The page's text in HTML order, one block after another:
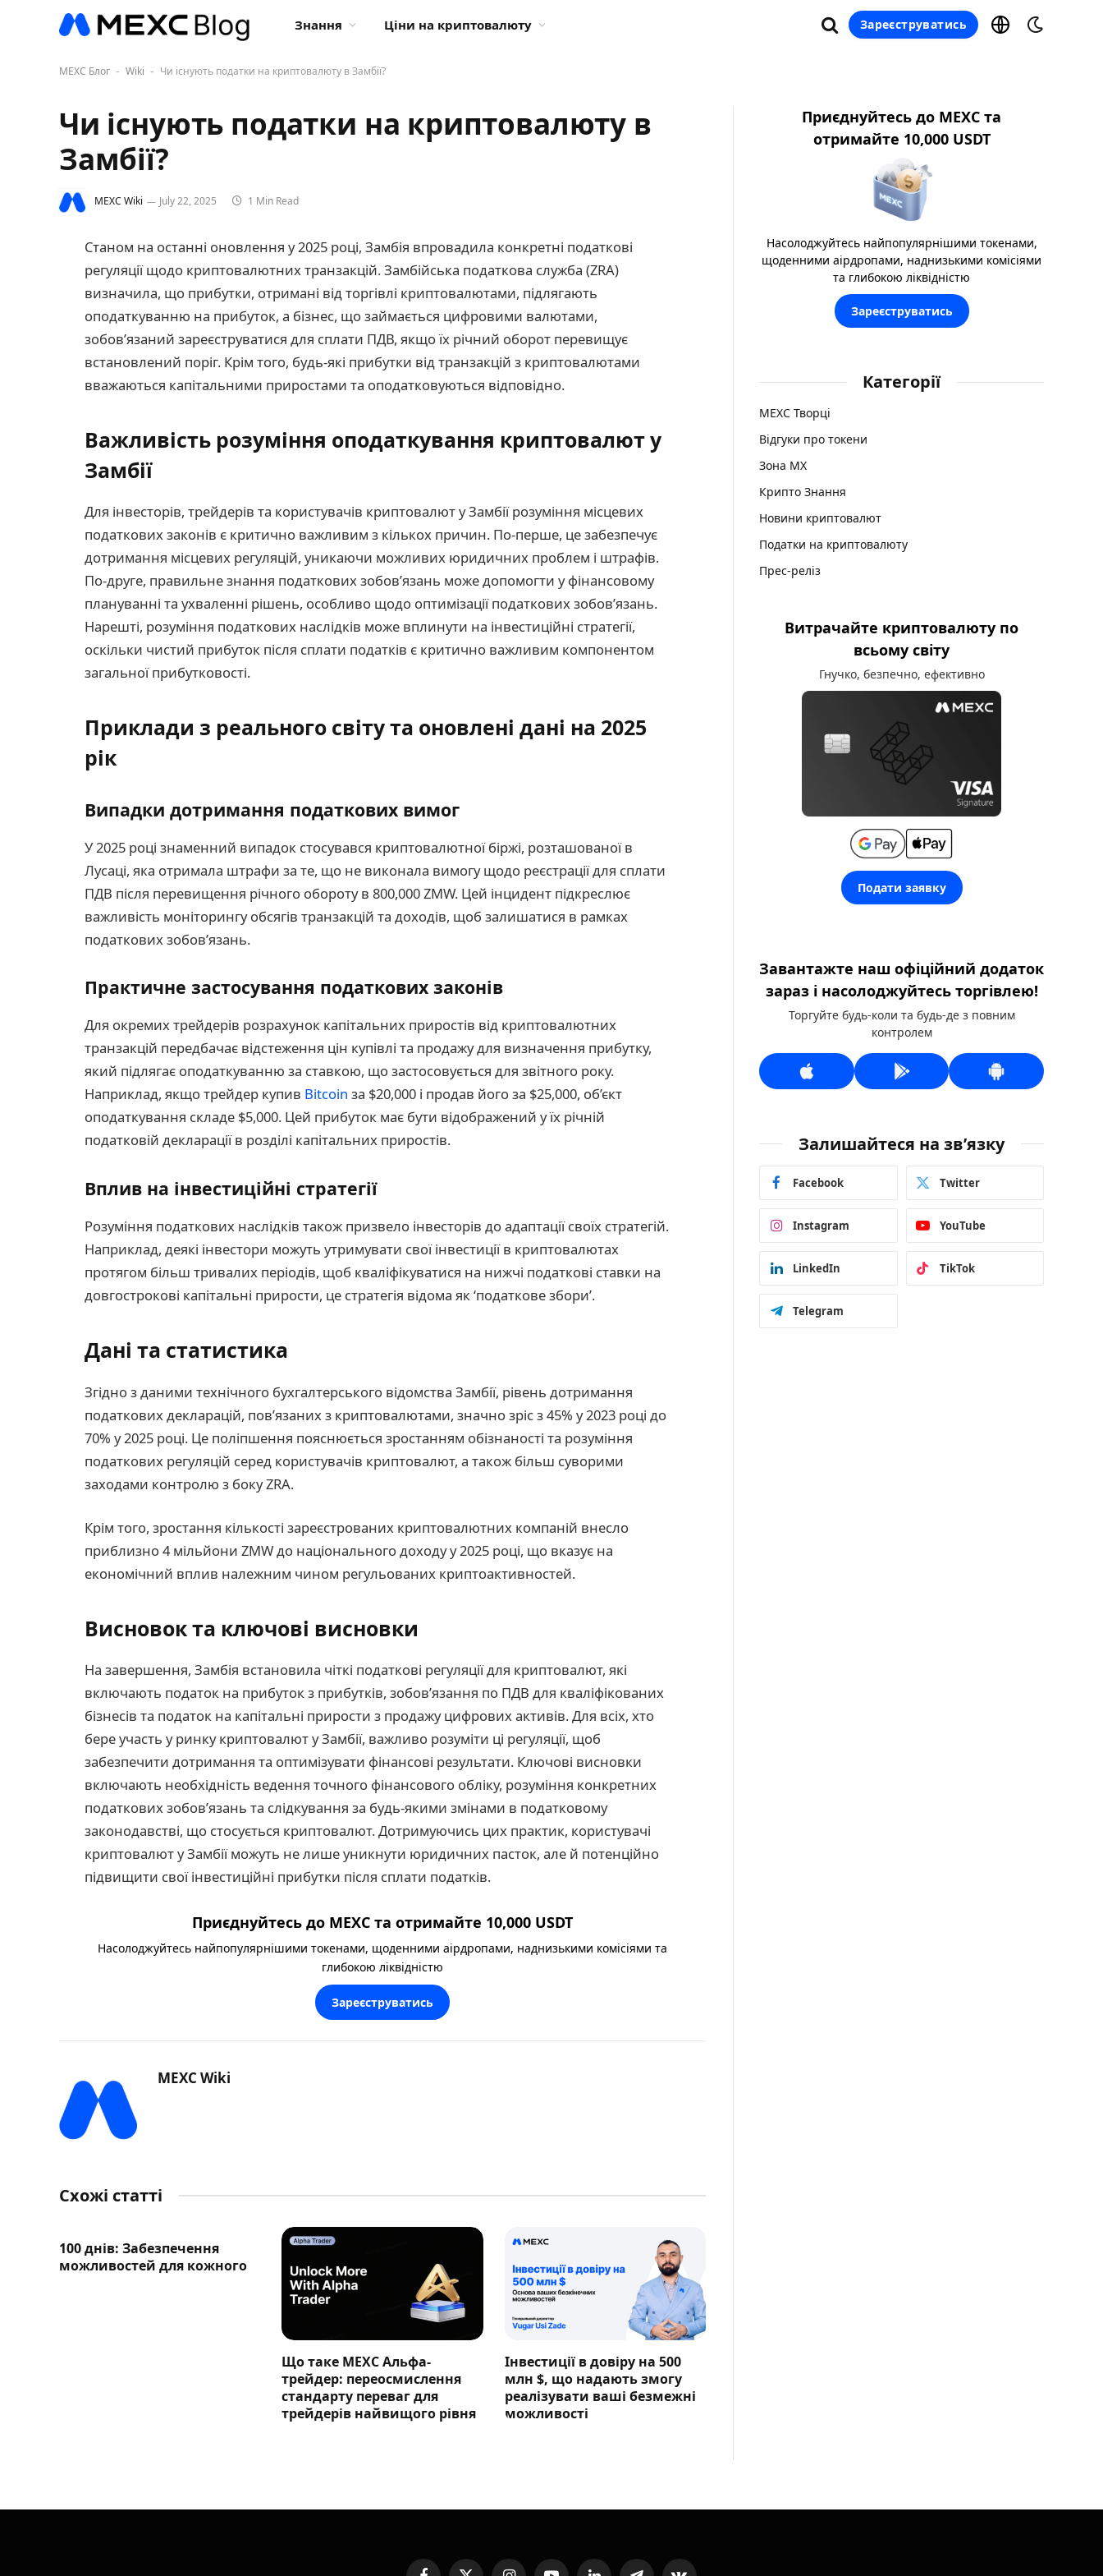
Знання Ціни на криптовалюту Зареєструватись
MEXC Блог - Wiki - Чи існують податки на криптовалюту в Замбії?
Чи існують податки на криптовалюту в
Замбії?
MEXC Wiki July 22, 2025 1 Min Read
Станом на останні оновлення у 2025 році, Замбія впровадила конкретні податкові
регуляції щодо криптовалютних транзакцій. Замбійська податкова служба (ZRA)
визначила, що прибутки, отримані від торгівлі криптовалютами, підлягають
оподаткуванню на прибуток, а бізнес, що займається цифровими валютами,
зобов’язаний зареєструватися для сплати ПДВ, якщо їх річний оборот перевищує
встановлений поріг. Крім того, будь-які прибутки від транзакцій з криптовалютами
вважаються капітальними приростами та оподатковуються відповідно.
Важливість розуміння оподаткування криптовалют у
Замбії
Для інвесторів, трейдерів та користувачів криптовалют у Замбії розуміння місцевих
податкових законів є критично важливим з кількох причин. По-перше, це забезпечує
дотримання місцевих регуляцій, уникаючи можливих юридичних проблем і штрафів.
По-друге, правильне знання податкових зобов’язань може допомогти у фінансовому
плануванні та ухваленні рішень, особливо щодо оптимізації податкових зобов’язань.
Нарешті, розуміння податкових наслідків може вплинути на інвестиційні стратегії,
оскільки чистий прибуток після сплати податків є критично важливим компонентом
загальної прибутковості.
Приклади з реального світу та оновлені дані на 2025
рік
Випадки дотримання податкових вимог
У 2025 році знаменний випадок стосувався криптовалютної біржі, розташованої в
Лусаці, яка отримала штрафи за те, що не виконала вимогу щодо реєстрації для сплати
ПДВ після перевищення річного обороту в 800,000 ZMW. Цей інцидент підкреслює
важливість моніторингу обсягів транзакцій та доходів, щоб залишатися в рамках
податкових зобов’язань.
Практичне застосування податкових законів
Для окремих трейдерів розрахунок капітальних приростів від криптовалютних
транзакцій передбачає відстеження цін купівлі та продажу для визначення прибутку,
який підлягає оподаткуванню за ставкою, що застосовується для звітного року.
Наприклад, якщо трейдер купив Bitcoin за $20,000 і продав його за $25,000, об’єкт
оподаткування складе $5,000. Цей прибуток має бути відображений у їх річній
податковій декларації в розділі капітальних приростів.
Вплив на інвестиційні стратегії
Розуміння податкових наслідків також призвело інвесторів до адаптації своїх стратегій.
Наприклад, деякі інвестори можуть утримувати свої інвестиції в криптовалютах
протягом більш тривалих періодів, щоб кваліфікуватися на нижчі податкові ставки на
довгострокові капітальні прирости, це стратегія відома як ‘податкове збори’.
Дані та статистика
Згідно з даними технічного бухгалтерського відомства Замбії, рівень дотримання
податкових декларацій, пов’язаних з криптовалютами, значно зріс з 45% у 2023 році до
70% у 2025 році. Це поліпшення пояснюється зростанням обізнаності та розуміння
податкових регуляцій серед користувачів криптовалют, а також більш суворими
заходами контролю з боку ZRA.
Крім того, зростання кількості зареєстрованих криптовалютних компаній внесло
приблизно 4 мільйони ZMW до національного доходу у 2025 році, що вказує на
економічний вплив належним чином регульованих криптоактивностей.
Висновок та ключові висновки
На завершення, Замбія встановила чіткі податкові регуляції для криптовалют, які
включають податок на прибуток з прибутків, зобов’язання по ПДВ для кваліфікованих
бізнесів та податок на капітальні прирости з продажу цифрових активів. Для всіх, хто
бере участь у ринку криптовалют у Замбії, важливо розуміти ці регуляції, щоб
забезпечити дотримання та оптимізувати фінансові результати. Ключові висновки
включають необхідність ведення точного фінансового обліку, розуміння конкретних
податкових зобов’язань та слідкування за будь-якими змінами в податковому
законодавстві, що стосується криптовалют. Дотримуючись цих практик, користувачі
криптовалют у Замбії можуть не лише уникнути юридичних пасток, але й потенційно
підвищити свої інвестиційні прибутки після сплати податків.
Приєднуйтесь до MEXC та отримайте 10,000 USDT
Насолоджуйтесь найпопулярнішими токенами, щоденними аірдропами, наднизькими комісіями та
глибокою ліквідністю
Зареєструватись
MEXC Wiki
Схожі статті
100 днів: Забезпечення
можливостей для кожного
Що таке MEXC Альфа-
трейдер: переосмислення
стандарту переваг для
трейдерів найвищого рівня
Інвестиції в довіру на 500
млн $, що надають змогу
реалізувати ваші безмежні
можливості
Приєднуйтесь до MEXC та
отримайте 10,000 USDT
Насолоджуйтесь найпопулярнішими токенами,
щоденними аірдропами, наднизькими комісіями
та глибокою ліквідністю
Зареєструватись
Категорії
MEXC Творці
Відгуки про токени
Зона MX
Крипто Знання
Новини криптовалют
Податки на криптовалюту
Прес-реліз
Витрачайте криптовалюту по
всьому світу
Гнучко, безпечно, ефективно
Подати заявку
Завантажте наш офіційний додаток
зараз і насолоджуйтесь торгівлею!
Торгуйте будь-коли та будь-де з повним
контролем
Залишайтеся на зв’язку
Facebook Twitter
Instagram YouTube
LinkedIn TikTok
Telegram